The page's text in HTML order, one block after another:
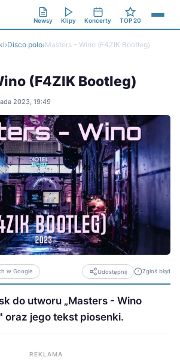
Newsy Klipy Koncerty TOP 20
›Disco polo›Masters - Wino (F4ZIK Bootleg)
(F4ZIK Bootleg)
2023, 19:49
w Google Udostępnij Zgłoś błąd
do utworu „Masters - Wino
oraz jego tekst piosenki.
REKLAMA